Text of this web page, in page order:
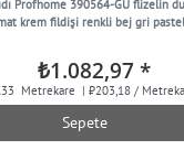
Profhome 390564-GU flizelin
krem fildişi renkli bej gri
₺1.082,97 *
Metrekare | ₺203,18 /
Sepete